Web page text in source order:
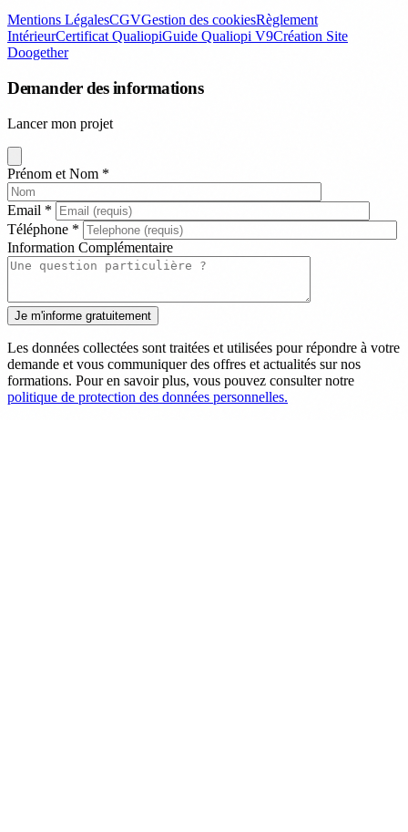
Mentions LégalesCGVGestion des cookiesRèglement
IntérieurCertificat QualiopiGuide Qualiopi V9Création Site
Doogether
Demander des informations
Lancer mon projet
Prénom et Nom *
Email *
Téléphone *
Information Complémentaire
Les données collectées sont traitées et utilisées pour répondre à votre
demande et vous communiquer des offres et actualités sur nos
formations. Pour en savoir plus, vous pouvez consulter notre
politique de protection des données personnelles.